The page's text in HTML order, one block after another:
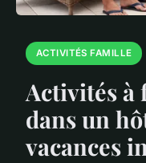
ACTIVITÉS FAMILLE
Activités à
dans un
vacances